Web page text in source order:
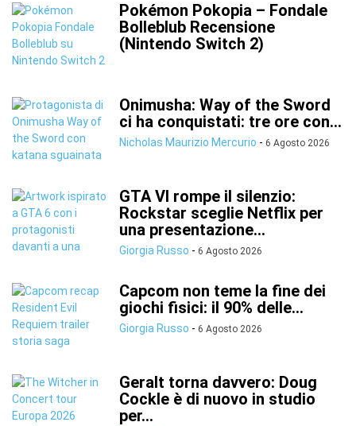
Pokémon Pokopia – Fondale
Bolleblub Recensione
(Nintendo Switch 2)
Onimusha: Way of the Sword
ci ha conquistati: tre ore con...
Nicholas Maurizio Mercurio - 6 Agosto 2026
GTA VI rompe il silenzio:
Rockstar sceglie Netflix per
una presentazione...
Giorgia Russo - 6 Agosto 2026
Capcom non teme la fine dei
giochi fisici: il 90% delle...
Giorgia Russo - 6 Agosto 2026
Geralt torna davvero: Doug
Cockle è di nuovo in studio
per...